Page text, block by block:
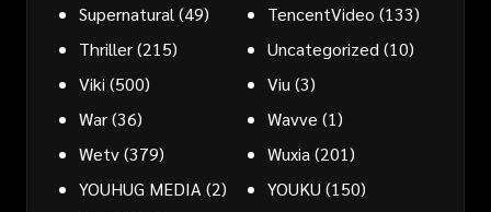
Supernatural (49) TencentVideo (133)
Thriller(215) Uncategorized (10)
Viki (500) Viu (3)
War(36) Wavve (1)
Wetv(379) Wuxia (201)
YOUHUG MEDIA (2) YOUKU (150)